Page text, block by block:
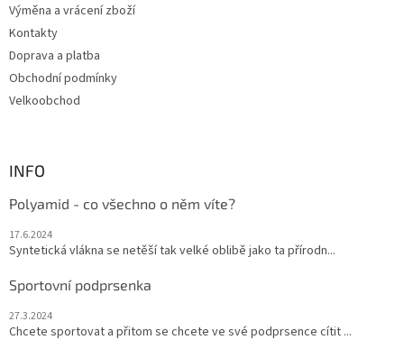
Výměna a vrácení zboží
Kontakty
Doprava a platba
Obchodní podmínky
Velkoobchod
INFO
Polyamid - co všechno o něm víte?
17.6.2024
Syntetická vlákna se netěší tak velké oblibě jako ta přírodn...
Sportovní podprsenka
27.3.2024
Chcete sportovat a přitom se chcete ve své podprsence cítit ...